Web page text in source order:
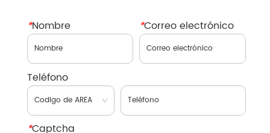
*Nombre *Correo electrónico
Teléfono
*Captcha